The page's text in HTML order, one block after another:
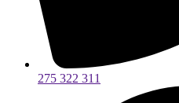
275 322 311